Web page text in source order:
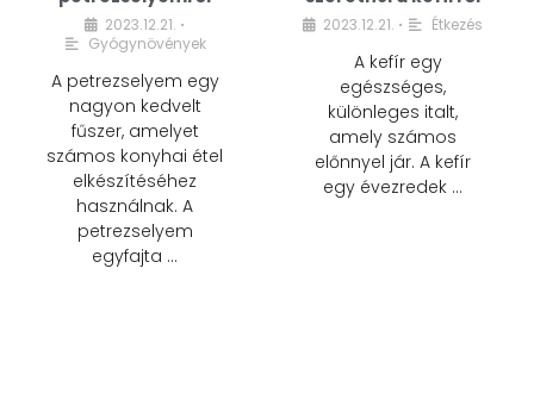
2023.12.21. •
Gyógynövények
A petrezselyem egy
nagyon kedvelt
fűszer, amelyet
számos konyhai étel
elkészítéséhez
használnak. A
petrezselyem
egyfajta …
2023.12.21. • Étkezés
A kefír egy
egészséges,
különleges italt,
amely számos
előnnyel jár. A kefír
egy évezredek …